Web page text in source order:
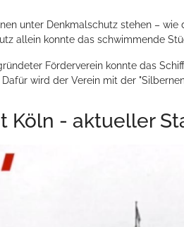
unter Denkmalschutz stehen –
allein konnte das schwimmende
Förderverein konnte das
Dafür wird der Verein mit der
Köln - aktueller